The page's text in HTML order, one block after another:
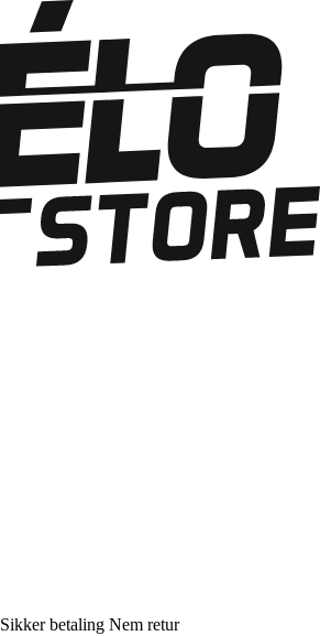
Sikker betaling Nem retur